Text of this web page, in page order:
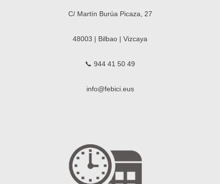
C/ Martín Burúa Picaza, 27
48003 | Bilbao | Vizcaya
📞 944 41 50 49
info@febici.eus